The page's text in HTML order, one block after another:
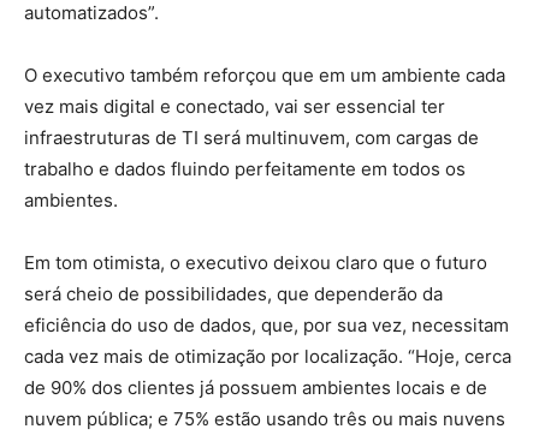
automatizados”.
O executivo também reforçou que em um ambiente cada
vez mais digital e conectado, vai ser essencial ter
infraestruturas de TI será multinuvem, com cargas de
trabalho e dados fluindo perfeitamente em todos os
ambientes.
Em tom otimista, o executivo deixou claro que o futuro
será cheio de possibilidades, que dependerão da
eficiência do uso de dados, que, por sua vez, necessitam
cada vez mais de otimização por localização. “Hoje, cerca
de 90% dos clientes já possuem ambientes locais e de
nuvem pública; e 75% estão usando três ou mais nuvens